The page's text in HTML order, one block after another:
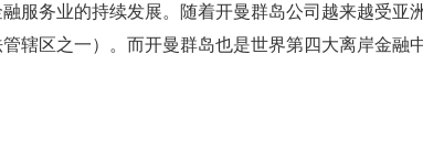
服务业的持续发展。随着开曼群岛公司越来越受亚
区之一）。而开曼群岛也是世界第四大离岸金融中